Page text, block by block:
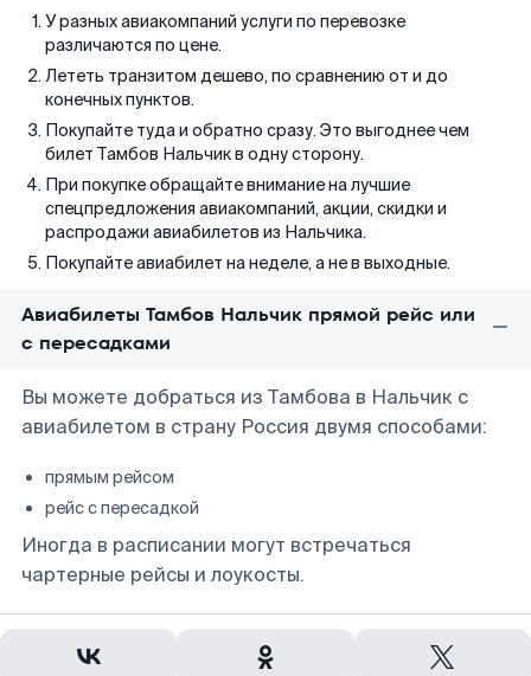
У разных авиакомпаний услуги по перевозке
различаются по цене.
Лететь транзитом дешево, по сравнению от и до
конечных пунктов.
Покупайте туда и обратно сразу. Это выгоднее чем
билет Тамбов Нальчик в одну сторону.
При покупке обращайте внимание на лучшие
спецпредложения авиакомпаний, акции, скидки и
распродажи авиабилетов из Нальчика.
Покупайте авиабилет на неделе, а не в выходные.
Авиабилеты Тамбов Нальчик прямой рейс или
с пересадками
Вы можете добраться из Тамбова в Нальчик с
авиабилетом в страну Россия двумя способами:
прямым рейсом
рейс с пересадкой
Иногда в расписании могут встречаться
чартерные рейсы и лоукосты.